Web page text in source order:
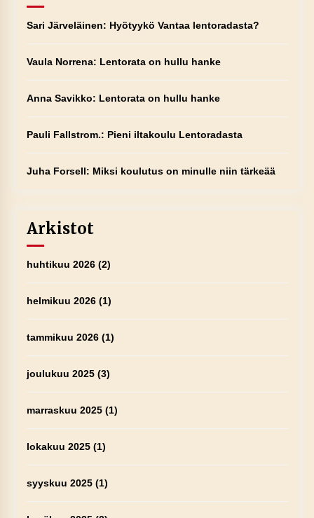
Sari Järveläinen: Hyötyykö Vantaa lentoradasta?
Vaula Norrena: Lentorata on hullu hanke
Anna Savikko: Lentorata on hullu hanke
Pauli Fallstrom.: Pieni iltakoulu Lentoradasta
Juha Forsell: Miksi koulutus on minulle niin tärkeää
Arkistot
huhtikuu 2026(2)
helmikuu 2026(1)
tammikuu 2026(1)
joulukuu 2025(3)
marraskuu 2025(1)
lokakuu 2025(1)
syyskuu 2025(1)